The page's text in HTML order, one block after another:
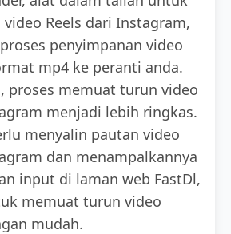
Reels dari Instagram,
penyimpanan video
mp4 ke peranti anda.
proses memuat turun video
menjadi lebih ringkas.
menyalin pautan video
dan menampalkannya
input di laman web FastDl,
memuat turun video
mudah.